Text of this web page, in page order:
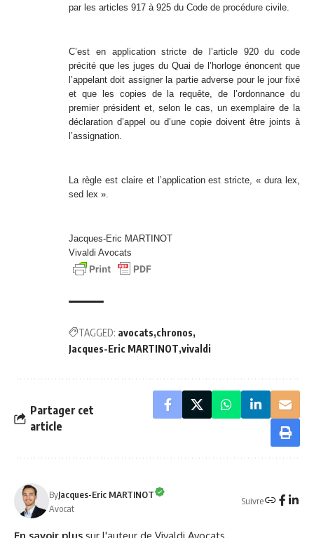
par les articles 917 à 925 du Code de procédure civile.
C’est en application stricte de l’article 920 du code
précité que les juges du Quai de l’horloge énoncent que
l’appelant doit assigner la partie adverse pour le jour fixé
et que les copies de la requête, de l’ordonnance du
premier président et, selon le cas, un exemplaire de la
déclaration d’appel ou d’une copie doivent être joints à
l’assignation.
La règle est claire et l’application est stricte, « dura lex,
sed lex ».
Jacques-Eric MARTINOT
Vivaldi Avocats
TAGGED: avocats chronos
Jacques-Eric MARTINOT vivaldi
Partager cet
article
ByJacques-Eric MARTINOT
Avocat
Suivre
En savoir plus sur l'auteur de Vivaldi Avocats